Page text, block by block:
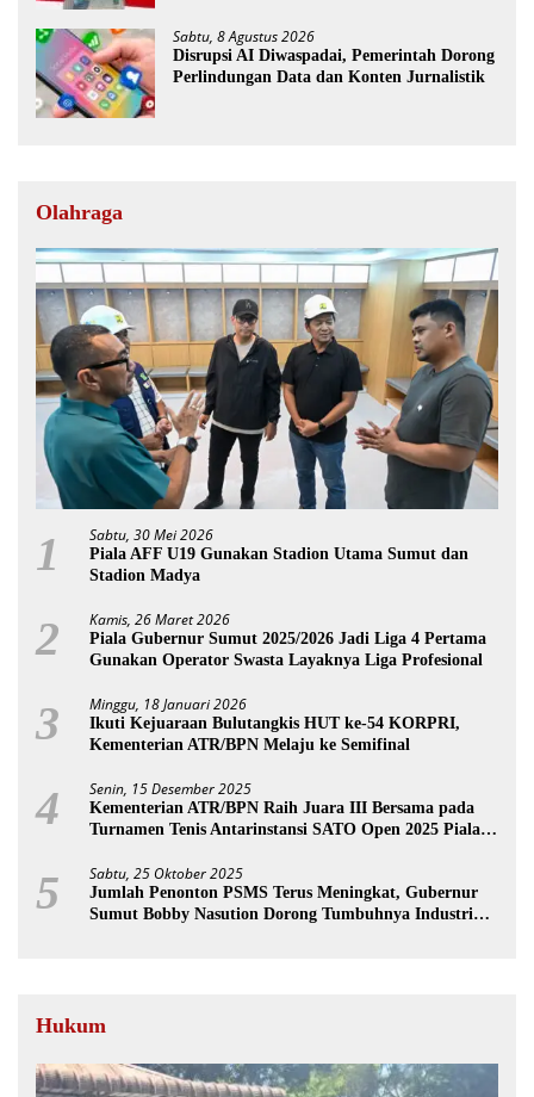
Sabtu, 8 Agustus 2026
Disrupsi AI Diwaspadai, Pemerintah Dorong
Perlindungan Data dan Konten Jurnalistik
Olahraga
1 Sabtu, 30 Mei 2026
Piala AFF U19 Gunakan Stadion Utama Sumut dan
Stadion Madya
2 Kamis, 26 Maret 2026
Piala Gubernur Sumut 2025/2026 Jadi Liga 4 Pertama
Gunakan Operator Swasta Layaknya Liga Profesional
3 Minggu, 18 Januari 2026
Ikuti Kejuaraan Bulutangkis HUT ke-54 KORPRI,
Kementerian ATR/BPN Melaju ke Semifinal
4 Senin, 15 Desember 2025
Kementerian ATR/BPN Raih Juara III Bersama pada
Turnamen Tenis Antarinstansi SATO Open 2025 Piala
5 Sabtu, 25 Oktober 2025
Jumlah Penonton PSMS Terus Meningkat, Gubernur
Sumut Bobby Nasution Dorong Tumbuhnya Industri
Hukum